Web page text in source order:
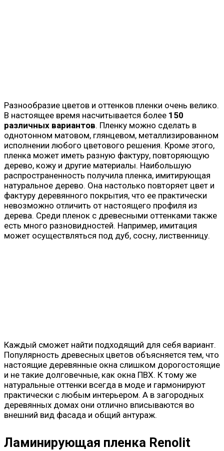
Разнообразие цветов и оттенков пленки очень велико.
В настоящее время насчитывается более 150
различных вариантов. Пленку можно сделать в
однотонном матовом, глянцевом, металлизированном
исполнении любого цветового решения. Кроме этого,
пленка может иметь разную фактуру, повторяющую
дерево, кожу и другие материалы. Наибольшую
распространенность получила пленка, имитирующая
натуральное дерево. Она настолько повторяет цвет и
фактуру деревянного покрытия, что ее практически
невозможно отличить от настоящего профиля из
дерева. Среди пленок с древесными оттенками также
есть много разновидностей. Например, имитация
может осуществляться под дуб, сосну, лиственницу.
Каждый сможет найти подходящий для себя вариант.
Популярность древесных цветов объясняется тем, что
настоящие деревянные окна слишком дорогостоящие
и не такие долговечные, как окна ПВХ. К тому же
натуральные оттенки всегда в моде и гармонируют
практически с любым интерьером. А в загородных
деревянных домах они отлично вписываются во
внешний вид фасада и общий антураж.
Ламинирующая пленка Renolit